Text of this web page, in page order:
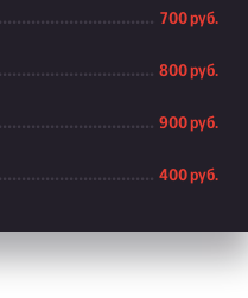
700 руб.
800 руб.
900 руб.
400 руб.